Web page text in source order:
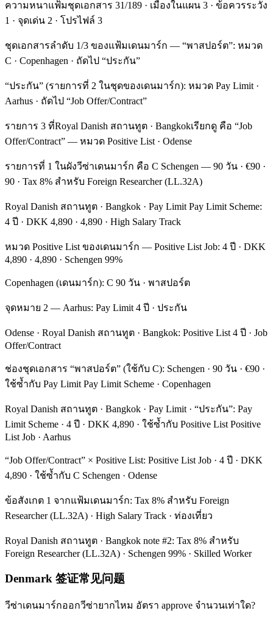
ความหนาแฟ้มชุดเอกสาร 31/189 · เมืองในแผน 3 · ข้อควรระวัง
1 · จุดเด่น 2 · โปรไฟล์ 3
ชุดเอกสารลำดับ 1/3 ของแฟ้มเดนมาร์ก — “พาสปอร์ต”: หมวด
C · Copenhagen · ถัดไป “ประกัน”
“ประกัน” (รายการที่ 2 ในชุดของเดนมาร์ก): หมวด Pay Limit ·
Aarhus · ถัดไป “Job Offer/Contract”
รายการ 3 ที่Royal Danish สถานทูต · Bangkokเรียกดู คือ “Job
Offer/Contract” — หมวด Positive List · Odense
รายการที่ 1 ในผังวีซ่าเดนมาร์ก คือ C Schengen — 90 วัน · €90 ·
90 · Tax 8% สำหรับ Foreign Researcher (LL.32A)
Royal Danish สถานทูต · Bangkok · Pay Limit Pay Limit Scheme:
4 ปี · DKK 4,890 · 4,890 · High Salary Track
หมวด Positive List ของเดนมาร์ก — Positive List Job: 4 ปี · DKK
4,890 · 4,890 · Schengen 99%
Copenhagen (เดนมาร์ก): C 90 วัน · พาสปอร์ต
จุดหมาย 2 — Aarhus: Pay Limit 4 ปี · ประกัน
Odense · Royal Danish สถานทูต · Bangkok: Positive List 4 ปี · Job
Offer/Contract
ช่องชุดเอกสาร “พาสปอร์ต” (ใช้กับ C): Schengen · 90 วัน · €90 ·
ใช้ซ้ำกับ Pay Limit Pay Limit Scheme · Copenhagen
Royal Danish สถานทูต · Bangkok · Pay Limit · “ประกัน”: Pay
Limit Scheme · 4 ปี · DKK 4,890 · ใช้ซ้ำกับ Positive List Positive
List Job · Aarhus
“Job Offer/Contract” × Positive List: Positive List Job · 4 ปี · DKK
4,890 · ใช้ซ้ำกับ C Schengen · Odense
ข้อสังเกต 1 จากแฟ้มเดนมาร์ก: Tax 8% สำหรับ Foreign
Researcher (LL.32A) · High Salary Track · ท่องเที่ยว
Royal Danish สถานทูต · Bangkok note #2: Tax 8% สำหรับ
Foreign Researcher (LL.32A) · Schengen 99% · Skilled Worker
Denmark 签证常见问题
วีซ่าเดนมาร์กออกวีซ่ายากไหม อัตรา approve จำนวนเท่าใด?